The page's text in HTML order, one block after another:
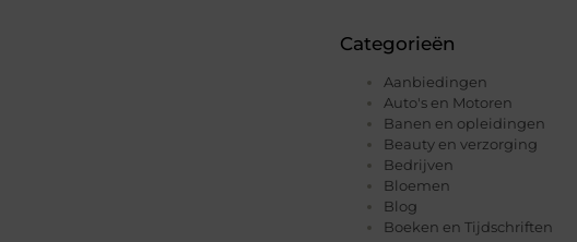
Categorieën
Aanbiedingen
Auto's en Motoren
Banen en opleidingen
Beauty en verzorging
Bedrijven
Bloemen
Blog
Boeken en Tijdschriften